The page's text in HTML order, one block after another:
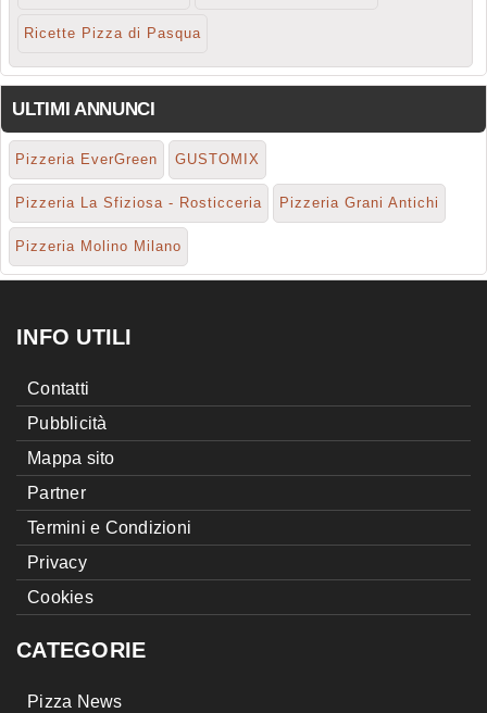
Ricette Pizza di Pasqua
ULTIMI ANNUNCI
Pizzeria EverGreen GUSTOMIX
Pizzeria La Sfiziosa - Rosticceria Pizzeria Grani Antichi
Pizzeria Molino Milano
INFO UTILI
Contatti
Pubblicità
Mappa sito
Partner
Termini e Condizioni
Privacy
Cookies
CATEGORIE
Pizza News